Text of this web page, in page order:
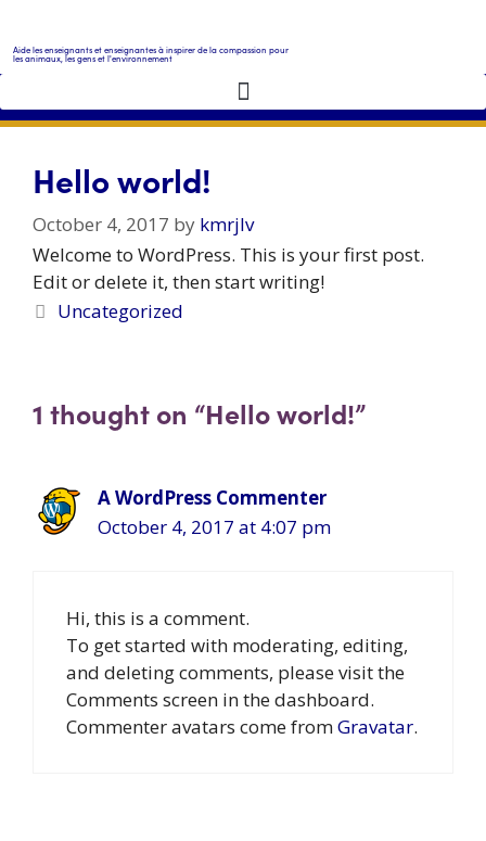
Aide les enseignants et enseignantes à inspirer de la compassion pour
les animaux, les gens et l'environnement
Hello world!
October 4, 2017 by kmrjlv
Welcome to WordPress. This is your first post.
Edit or delete it, then start writing!
Uncategorized
1 thought on “Hello world!”
A WordPress Commenter
October 4, 2017 at 4:07 pm
Hi, this is a comment.
To get started with moderating, editing,
and deleting comments, please visit the
Comments screen in the dashboard.
Commenter avatars come fromGravatar.